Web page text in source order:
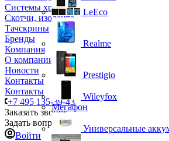
Системы хранения
Скотчи, изолента
Тачскрины
Бренды
Компания
О компании
Новости
Контакты
Контакты
+7 495 135-39-43
Заказать звонок
Задать вопрос
Войти
LeEco
Realme
Prestigio
Wileyfox
Мегафон
Универсальные